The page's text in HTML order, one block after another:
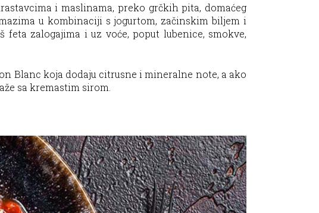
i maslinama, preko grčkih pita, domaćeg
u kombinaciji s jogurtom, začinskim biljem i
zalogajima i uz voće, poput lubenice, smokve,
Blanc koja dodaju citrusne i mineralne note, a ako
sa kremastim sirom.